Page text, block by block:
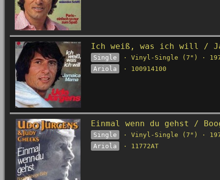
Ich weiß, was ich will /
Single
· Vinyl-Single (7") ·
Ariola
· 100914100
Einmal wenn du gehst /
Single
· Vinyl-Single (7") ·
Ariola
· 11772AT